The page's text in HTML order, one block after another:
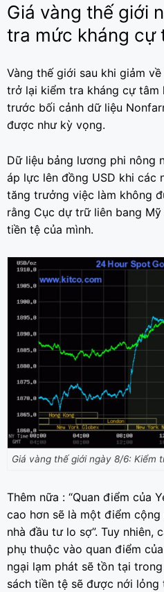
Giá vàng thế giới
tra mức kháng cự
Vàng thế giới sau khi giảm
trở lại kiểm tra kháng cự tâm
trước bối cảnh dữ liệu
được như kỳ vọng.
Dữ liệu bảng lương phi nông
áp lực lên đồng USD khi các
tăng trưởng việc làm không
rằng Cục dự trữ liên bang
tiền tệ của mình.
Giá vàng thế giới ngày 8/6: Kiểm
Thêm nữa : “Quan điểm của
cao hơn sẽ là một điểm
nhà đầu tư lo sợ”. Tuy nhiên,
phụ thuộc vào quan điểm
ngại lạm phát sẽ tồn tại
sách tiền tệ sẽ được nới